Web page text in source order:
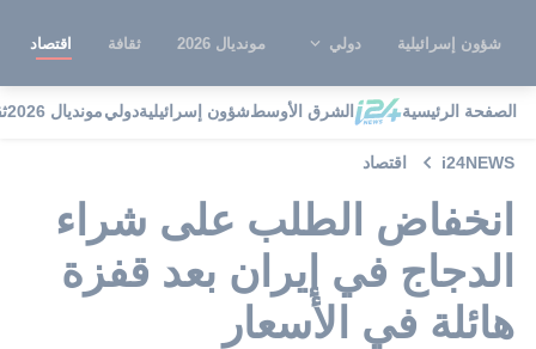
شؤون إسرائيلية دولي مونديال 2026 ثقافة اقتصاد
الصفحة الرئيسية الشرق الأوسطشؤون إسرائيليةدوليمونديال 2026
i24NEWS اقتصاد
انخفاض الطلب على شراء
الدجاج في إيران بعد قفزة
هائلة في الأسعار